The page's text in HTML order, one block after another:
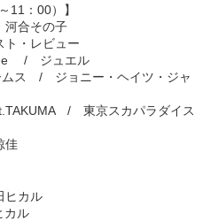
11：00）】
合その子
・レビュー
/ ジュエル
ムス / ジョニー・ヘイツ・ジャ
/ 東京スカパラダイス
佳
カル
ル